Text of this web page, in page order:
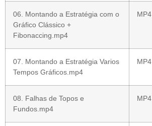
06. Montando a Estratégia com o
Gráfico Clássico +
Fibonaccing.mp4
MP4
07. Montando a Estratégia Varios
Tempos Gráficos.mp4
MP4
08. Falhas de Topos e
Fundos.mp4
MP4